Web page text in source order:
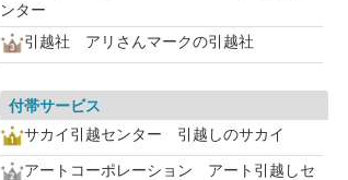
ンター
引越社 アリさんマークの引越社
付帯サービス
サカイ引越センター 引越しのサカイ
アートコーポレーション アート引越しセ